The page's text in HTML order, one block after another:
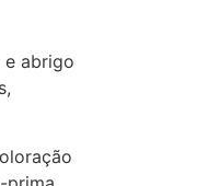
e abrigo